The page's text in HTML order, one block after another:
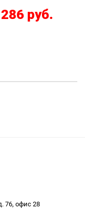
286 руб.
76, офис 28